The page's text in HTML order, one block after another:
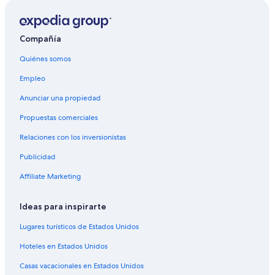
Hoteles en Frienstedt
Hoteles en Gebesee
Hoteles en Burgtonna
Hoteles con spa en Linderbach
Hoteles cerca de Estación de tren Walschleben
Hoteles en Rohda
Hoteles en Stotternheim
Hoteles en Rhoda
Hoteles en Sulzer Siedlung
Hoteles en Hohenfelden
Hoteles en Wechmar
Hoteles en Walschleben
Compañía
Quiénes somos
Empleo
Anunciar una propiedad
Propuestas comerciales
Relaciones con los inversionistas
Publicidad
Affiliate Marketing
Ideas para inspirarte
Lugares turísticos de Estados Unidos
Hoteles en Estados Unidos
Casas vacacionales en Estados Unidos